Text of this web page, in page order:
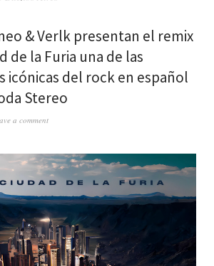
& Verlk presentan el remix
de la Furia una de las
icónicas del rock en español
Stereo
a comment